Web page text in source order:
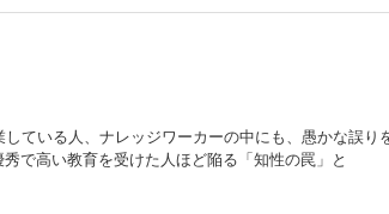
ている人、ナレッジワーカーの中にも、愚かな誤り
で高い教育を受けた人ほど陥る「知性の罠」と